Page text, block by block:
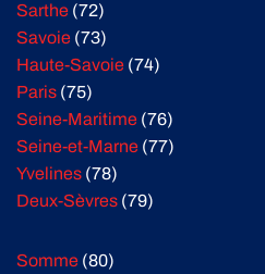
Sarthe (72)
Savoie (73)
Haute-Savoie (74)
Paris (75)
Seine-Maritime (76)
Seine-et-Marne (77)
Yvelines (78)
Deux-Sèvres (79)
Somme (80)